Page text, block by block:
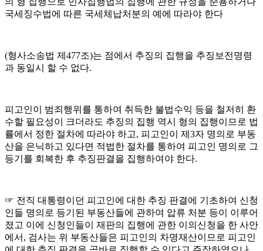
국세징수법에 따른 국세체납처분의 예에 따라야 한다
(형사소송법 제 477조)는 점에서 추징의 집행을 추징보전명령
과 동일시 할 수 없다.
피고인이 범죄행위를 통하여 취득한 불법수익 등을 철저히 환
수할 필요성이 크더라도 추징의 집행 역시 형의 집행이므로 법
률에서 정한 절차에 따라야 하고, 피고인이 제 3자 명의로 부동
산을 은닉하고 있다면 적법한 절차를 통하여 피고인 명의로 그
등기를 회복한 후 추징판결을 집행하여야 한다.
☞ 전직 대통령이던 피고인에 대한 추징 판결에 기초하여 신청
인들 명의로 등기된 부동산들에 관하여 압류 처분 등이 이루어
졌고 이에 신청인들이 재판의 집행에 관한 이의신청을 한 사안
에서 , 검사는 위 부동산들은 피고인의 차명재산이므로 피고인